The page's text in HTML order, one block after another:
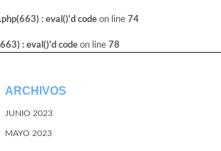
: eval()'d code on line 74
: eval()'d code on line 78
ARCHIVOS
JUNIO 2023
MAYO 2023